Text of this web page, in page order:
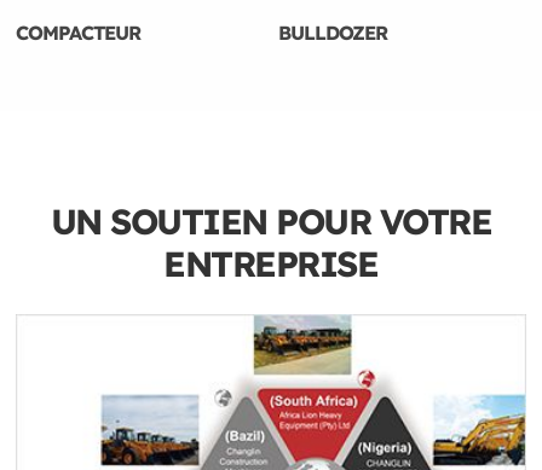
COMPACTEUR BULLDOZER
UN SOUTIEN POUR VOTRE
ENTREPRISE